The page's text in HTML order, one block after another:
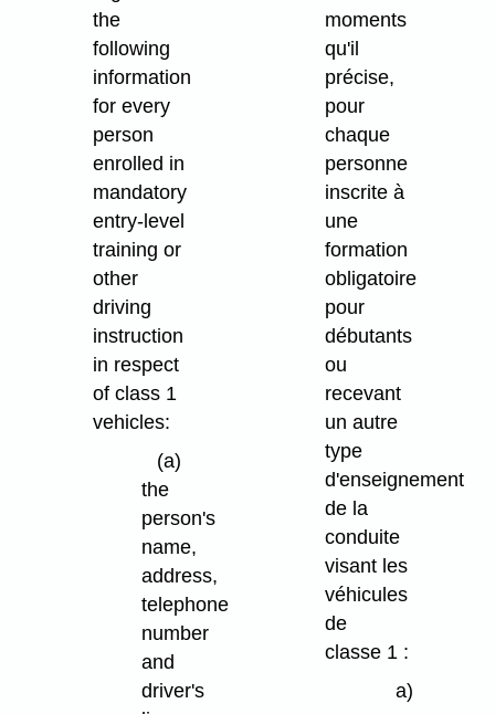
the
following
information
for every
person
enrolled in
mandatory
entry-level
training or
other
driving
instruction
in respect
of class 1
vehicles:
(a)
the
person's
name,
address,
telephone
number
and
driver's
moments
qu'il
précise,
pour
chaque
personne
inscrite à
une
formation
obligatoire
pour
débutants
ou
recevant
un autre
type
d'enseignement
de la
conduite
visant les
véhicules
de
classe 1 :
a)